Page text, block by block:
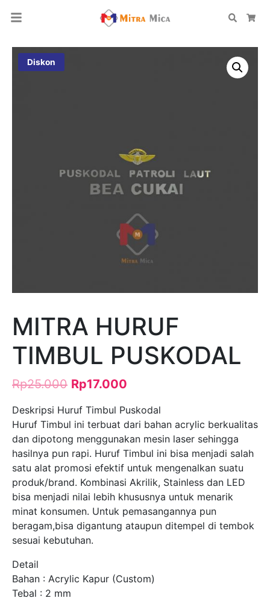
Search
Diskon
MITRA HURUF
TIMBUL PUSKODAL
Rp25.000 Rp17.000
Deskripsi Huruf Timbul Puskodal
Huruf Timbul ini terbuat dari bahan acrylic berkualitas
dan dipotong menggunakan mesin laser sehingga
hasilnya pun rapi. Huruf Timbul ini bisa menjadi salah
satu alat promosi efektif untuk mengenalkan suatu
produk/brand. Kombinasi Akrilik, Stainless dan LED
bisa menjadi nilai lebih khususnya untuk menarik
minat konsumen. Untuk pemasangannya pun
beragam,bisa digantung ataupun ditempel di tembok
sesuai kebutuhan.
Detail
Bahan : Acrylic Kapur (Custom)
Tebal : 2 mm